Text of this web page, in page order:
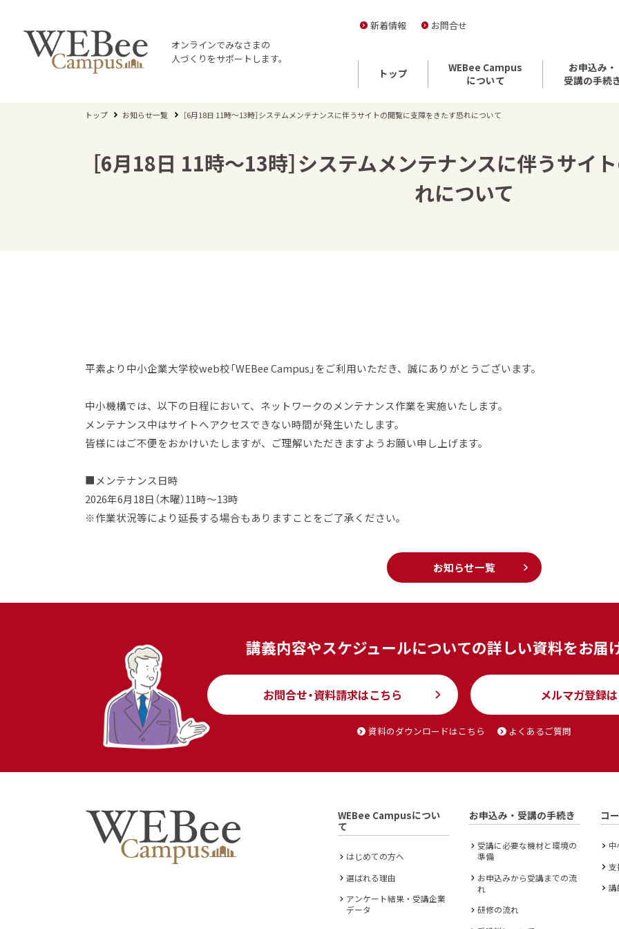
オンラインでみなさまの
人づくりをサポートします。
トップ
WEBee Campus
について
お申込み・
受講の手続
新着情報 お問合せ
トップ お知らせ一覧 ［6月18日 11時～13時］システムメンテナンスに伴うサイトの閲覧に支障をきたす恐れについて
［6月18日 11時～13時］システムメンテナンスに伴うサイ
れについて
平素より中小企業大学校web校「WEBee Campus」をご利用いただき、誠にありがとうございます。
中小機構では、以下の日程において、ネットワークのメンテナンス作業を実施いたします。
メンテナンス中はサイトへアクセスできない時間が発生いたします。
皆様にはご不便をおかけいたしますが、ご理解いただきますようお願い申し上げます。
■メンテナンス日時
2026年6月18日（木曜）11時～13時
※作業状況等により延長する場合もありますことをご了承ください。
お知らせ一覧
講義内容やスケジュールについての詳しい資料をお届
お問合せ・資料請求はこちら メルマガ登録
資料のダウンロードはこちら よくあるご質問
WEBee Campusについ
て
はじめての方へ
選ばれる理由
アンケート結果・受講企業
データ
お申込み・受講の手続き
受講に必要な機材と環境の
準備
お申込みから受講までの流
れ
研修の流れ
コ
支
講